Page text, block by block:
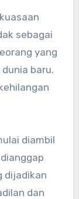
sebagai
yang
baru.
diambil
dijadikan
dan